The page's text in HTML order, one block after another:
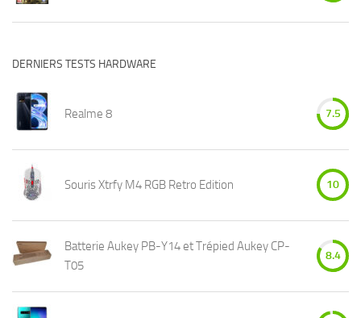
DERNIERS TESTS HARDWARE
Realme 8 7.5
Souris Xtrfy M4 RGB Retro Edition 10
Batterie Aukey PB-Y14 et Trépied Aukey CP-
T05
8.4